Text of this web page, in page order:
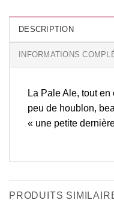
DESCRIPTION
INFORMATIONS
La Pale Ale, tout
peu de houblon,
« une petite
PRODUITS